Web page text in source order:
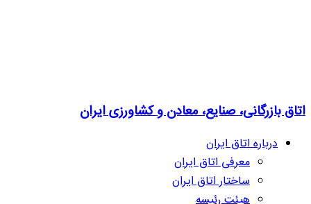
اتاق بازرگانی، صنایع، معادن و کشاورزی ایران
درباره اتاق ایران
معرفی اتاق ایران
ساختار اتاق ایران